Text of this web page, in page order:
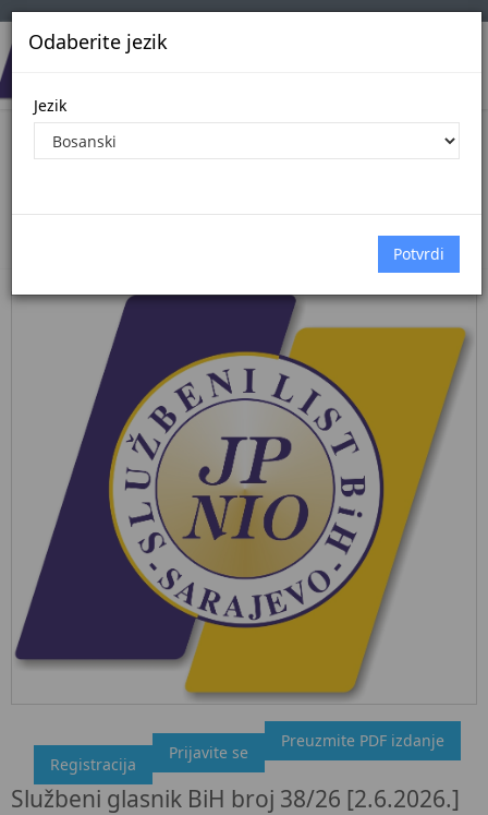
Odaberite jezik
Jezik
Pregled Dokumenata| Broj 38/26
"Službeni glasnik BiH", broj 38/26 2.6.2026.
Ovdje možete preuzeti dokument, kao i obaviti kratki uvid u
sadržaj dokumenta.
Preuzmite PDF izdanje
Prijavite se
Registracija
Službeni glasnik BiH broj 38/26 [2.6.2026.]